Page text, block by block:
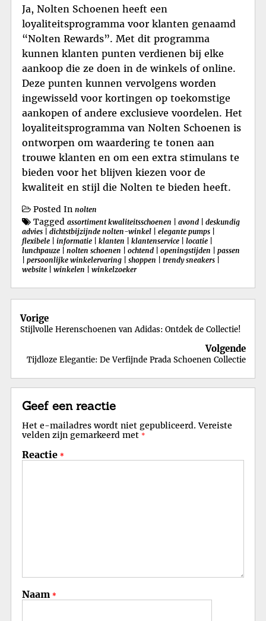
Ja, Nolten Schoenen heeft een
loyaliteitsprogramma voor klanten genaamd
“Nolten Rewards”. Met dit programma
kunnen klanten punten verdienen bij elke
aankoop die ze doen in de winkels of online.
Deze punten kunnen vervolgens worden
ingewisseld voor kortingen op toekomstige
aankopen of andere exclusieve voordelen. Het
loyaliteitsprogramma van Nolten Schoenen is
ontworpen om waardering te tonen aan
trouwe klanten en om een extra stimulans te
bieden voor het blijven kiezen voor de
kwaliteit en stijl die Nolten te bieden heeft.
Posted In nolten
Tagged assortiment kwaliteitsschoenen avond
deskundig
advies
dichtstbijzijnde nolten-winkel elegante pumps
flexibele
informatie klanten klantenservice locatie
lunchpauze
nolten schoenen ochtend openingstijden
passen
persoonlijke winkelervaring shoppen trendy sneakers
website
winkelen winkelzoeker
Berichtnavigatie
Vorige
Stijlvolle Herenschoenen van Adidas: Ontdek de Collectie!
Volgende
Tijdloze Elegantie: De Verfijnde Prada Schoenen Collectie
Geef een reactie
Het e-mailadres wordt niet gepubliceerd. Vereiste
velden zijn gemarkeerd met *
Reactie *
Naam *